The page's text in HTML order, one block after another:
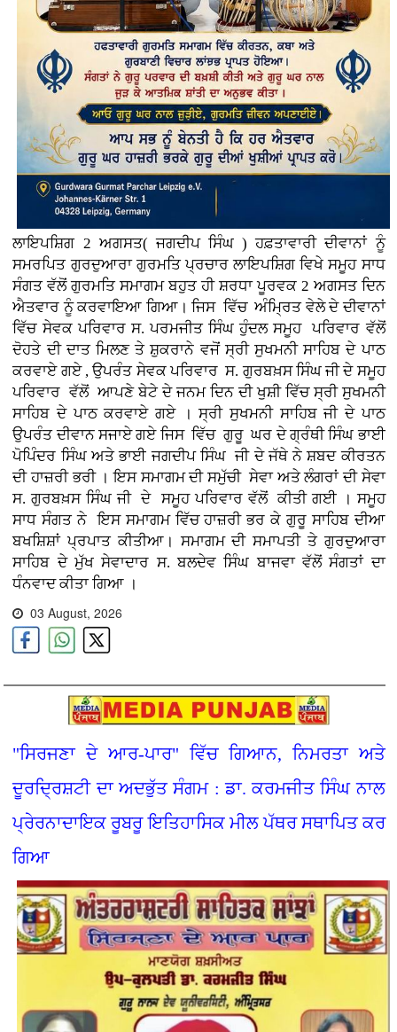
ਲਾਇਪਸ਼ਿਗ 2 ਅਗਸਤ( ਜਗਦੀਪ ਸਿੰਘ ) ਹਫ਼ਤਾਵਾਰੀ ਦੀਵਾਨਾਂ ਨੂੰ
ਸਮਰਪਿਤ ਗੁਰਦੁਆਰਾ ਗੁਰਮਤਿ ਪ੍ਰਚਾਰ ਲਾਇਪਸ਼ਿਗ ਵਿਖੇ ਸਮੂਹ ਸਾਧ
ਸੰਗਤ ਵੱਲੋਂ ਗੁਰਮਤਿ ਸਮਾਗਮ ਬਹੁਤ ਹੀ ਸ਼ਰਧਾ ਪੂਰਵਕ 2 ਅਗਸਤ ਦਿਨ
ਐਤਵਾਰ ਨੂੰ ਕਰਵਾਇਆ ਗਿਆ। ਜਿਸ ਵਿੱਚ ਅੰਮ੍ਰਿਤ ਵੇਲੇ ਦੇ ਦੀਵਾਨਾਂ
ਵਿੱਚ ਸੇਵਕ ਪਰਿਵਾਰ ਸ. ਪਰਮਜੀਤ ਸਿੰਘ ਹੁੰਦਲ ਸਮੂਹ ਪਰਿਵਾਰ ਵੱਲੋਂ
ਦੋਹਤੇ ਦੀ ਦਾਤ ਮਿਲਣ ਤੇ ਸ਼ੁਕਰਾਨੇ ਵਜੋਂ ਸ੍ਰੀ ਸੁਖਮਨੀ ਸਾਹਿਬ ਦੇ ਪਾਠ
ਕਰਵਾਏ ਗਏ , ਉਪਰੰਤ ਸੇਵਕ ਪਰਿਵਾਰ ਸ. ਗੁਰਬਖ਼ਸ ਸਿੰਘ ਜੀ ਦੇ ਸਮੂਹ
ਪਰਿਵਾਰ ਵੱਲੋਂ ਆਪਣੇ ਬੇਟੇ ਦੇ ਜਨਮ ਦਿਨ ਦੀ ਖੁਸ਼ੀ ਵਿੱਚ ਸ੍ਰੀ ਸੁਖਮਨੀ
ਸਾਹਿਬ ਦੇ ਪਾਠ ਕਰਵਾਏ ਗਏ । ਸ੍ਰੀ ਸੁਖਮਨੀ ਸਾਹਿਬ ਜੀ ਦੇ ਪਾਠ
ਉਪਰੰਤ ਦੀਵਾਨ ਸਜਾਏ ਗਏ ਜਿਸ ਵਿੱਚ ਗੁਰੂ ਘਰ ਦੇ ਗ੍ਰੰਥੀ ਸਿੰਘ ਭਾਈ
ਪੋਪਿੰਦਰ ਸਿੰਘ ਅਤੇ ਭਾਈ ਜਗਦੀਪ ਸਿੰਘ ਜੀ ਦੇ ਜੱਥੇ ਨੇ ਸ਼ਬਦ ਕੀਰਤਨ
ਦੀ ਹਾਜ਼ਰੀ ਭਰੀ । ਇਸ ਸਮਾਗਮ ਦੀ ਸਮੁੱਚੀ ਸੇਵਾ ਅਤੇ ਲੰਗਰਾਂ ਦੀ ਸੇਵਾ
ਸ. ਗੁਰਬਖ਼ਸ ਸਿੰਘ ਜੀ ਦੇ ਸਮੂਹ ਪਰਿਵਾਰ ਵੱਲੋਂ ਕੀਤੀ ਗਈ । ਸਮੂਹ
ਸਾਧ ਸੰਗਤ ਨੇ ਇਸ ਸਮਾਗਮ ਵਿੱਚ ਹਾਜ਼ਰੀ ਭਰ ਕੇ ਗੁਰੂ ਸਾਹਿਬ ਦੀਆ
ਬਖਸ਼ਿਸ਼ਾਂ ਪ੍ਰਪਾਤ ਕੀਤੀਆ। ਸਮਾਗਮ ਦੀ ਸਮਾਪਤੀ ਤੇ ਗੁਰਦੁਆਰਾ
ਸਾਹਿਬ ਦੇ ਮੁੱਖ ਸੇਵਾਦਾਰ ਸ. ਬਲਦੇਵ ਸਿੰਘ ਬਾਜਵਾ ਵੱਲੋਂ ਸੰਗਤਾਂ ਦਾ
ਧੰਨਵਾਦ ਕੀਤਾ ਗਿਆ ।
03 August, 2026
"ਸਿਰਜਣਾ ਦੇ ਆਰ-ਪਾਰ" ਵਿੱਚ ਗਿਆਨ, ਨਿਮਰਤਾ ਅਤੇ
ਦੂਰਦ੍ਰਿਸ਼ਟੀ ਦਾ ਅਦਭੁੱਤ ਸੰਗਮ : ਡਾ. ਕਰਮਜੀਤ ਸਿੰਘ ਨਾਲ
ਪ੍ਰੇਰਨਾਦਾਇਕ ਰੂਬਰੂ ਇਤਿਹਾਸਿਕ ਮੀਲ ਪੱਥਰ ਸਥਾਪਿਤ ਕਰ
ਗਿਆ